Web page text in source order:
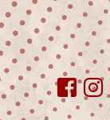
Skip
to
content